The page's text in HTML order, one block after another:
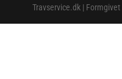
Travservice.dk |